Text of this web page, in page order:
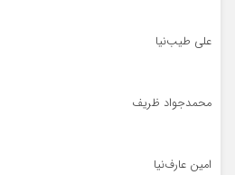
علی طیب‌نیا
محمدجواد ظریف
امین عارف‌نیا